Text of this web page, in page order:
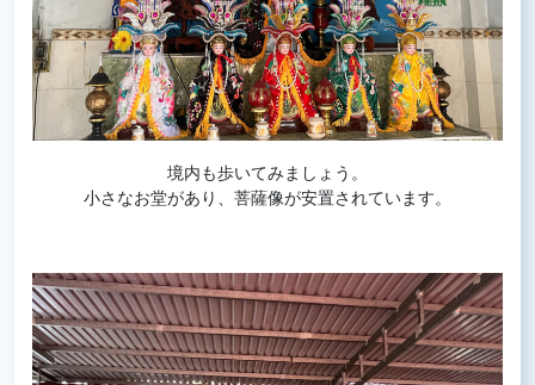
境内も歩いてみましょう。
小さなお堂があり、菩薩像が安置されています。